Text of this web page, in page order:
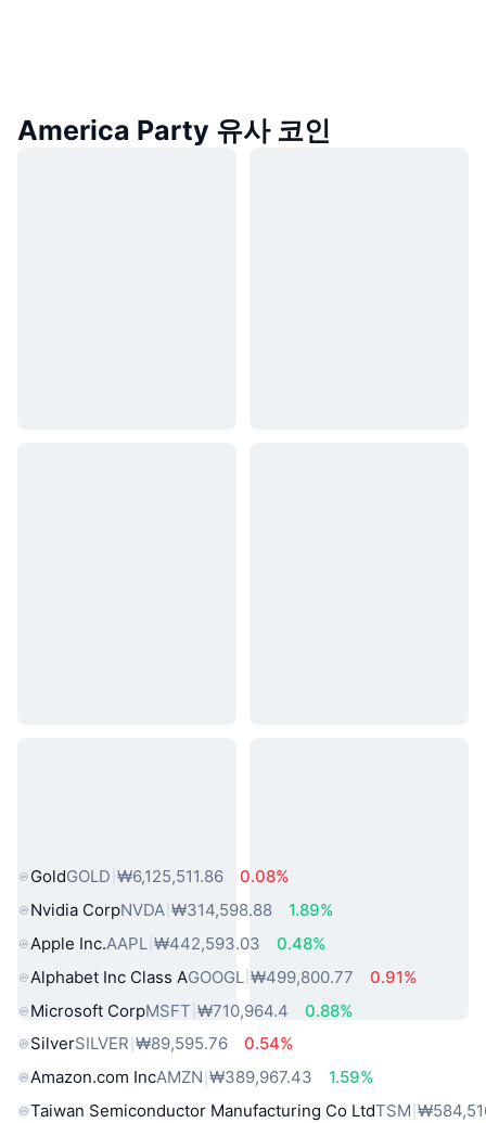
America Party 유사 코인
GoldGOLD ₩6,125,511.86
0.08%
Nvidia CorpNVDA ₩314,598.88
1.89%
Apple Inc.AAPL ₩442,593.03
0.48%
Alphabet Inc Class AGOOGL ₩499,800.77
0.91%
Microsoft CorpMSFT ₩710,964.4
0.88%
SilverSILVER ₩89,595.76
0.54%
Amazon.com IncAMZN ₩389,967.43
1.59%
Taiwan Semiconductor Manufacturing Co LtdTSM